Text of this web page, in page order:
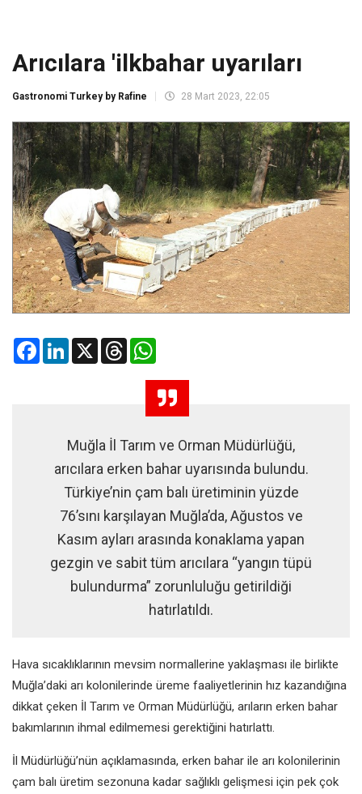
Arıcılara 'ilkbahar uyarıları
Gastronomi Turkey by Rafine 28 Mart 2023, 22:05
FacebookLinkedIn
X Threads
Muğla İl Tarım ve Orman Müdürlüğü,
arıcılara erken bahar uyarısında bulundu.
Türkiye’nin çam balı üretiminin yüzde
76’sını karşılayan Muğla’da, Ağustos ve
Kasım ayları arasında konaklama yapan
gezgin ve sabit tüm arıcılara “yangın tüpü
bulundurma” zorunluluğu getirildiği
hatırlatıldı.
Hava sıcaklıklarının mevsim normallerine yaklaşması ile birlikte
Muğla’daki arı kolonilerinde üreme faaliyetlerinin hız kazandığına
dikkat çeken İl Tarım ve Orman Müdürlüğü, arıların erken bahar
bakımlarının ihmal edilmemesi gerektiğini hatırlattı.
İl Müdürlüğü’nün açıklamasında, erken bahar ile arı kolonilerinin
çam balı üretim sezonuna kadar sağlıklı gelişmesi için pek çok